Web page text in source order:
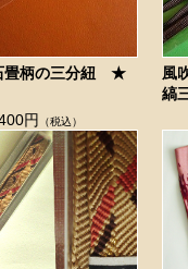
畳柄の三分紐 ★
円 （税込）
風
縞